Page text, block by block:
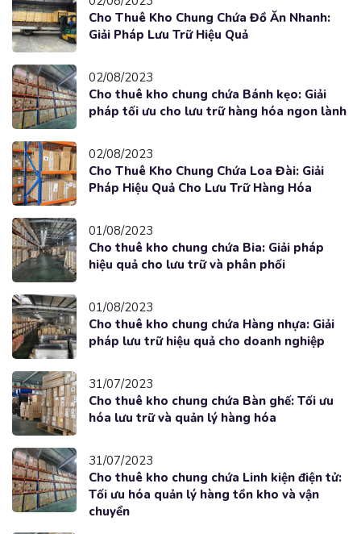
Cho Thuê Kho Chung Chứa Đồ Ăn Nhanh:
Giải Pháp Lưu Trữ Hiệu Quả
02/08/2023
Cho thuê kho chung chứa Bánh kẹo: Giải
pháp tối ưu cho lưu trữ hàng hóa ngon lành
02/08/2023
Cho Thuê Kho Chung Chứa Loa Đài: Giải
Pháp Hiệu Quả Cho Lưu Trữ Hàng Hóa
01/08/2023
Cho thuê kho chung chứa Bia: Giải pháp
hiệu quả cho lưu trữ và phân phối
01/08/2023
Cho thuê kho chung chứa Hàng nhựa: Giải
pháp lưu trữ hiệu quả cho doanh nghiệp
31/07/2023
Cho thuê kho chung chứa Bàn ghế: Tối ưu
hóa lưu trữ và quản lý hàng hóa
31/07/2023
Cho thuê kho chung chứa Linh kiện điện tử:
Tối ưu hóa quản lý hàng tồn kho và vận
chuyển